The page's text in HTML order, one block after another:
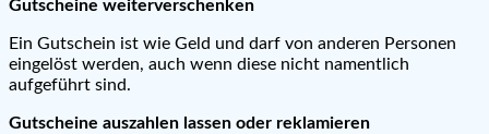
Gutscheine weiterverschenken
Ein Gutschein ist wie Geld und darf von anderen Personen
eingelöst werden, auch wenn diese nicht namentlich
aufgeführt sind.
Gutscheine auszahlen lassen oder reklamieren